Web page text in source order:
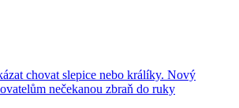
chovat slepice nebo králíky. Nový
nečekanou zbraň do ruky